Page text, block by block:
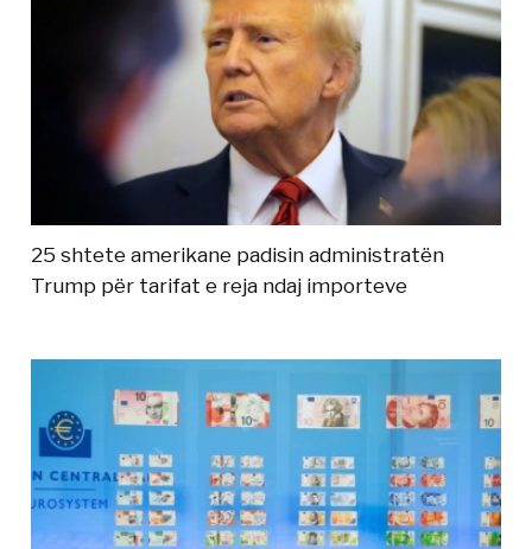
25 shtete amerikane padisin administratën
Trump për tarifat e reja ndaj importeve